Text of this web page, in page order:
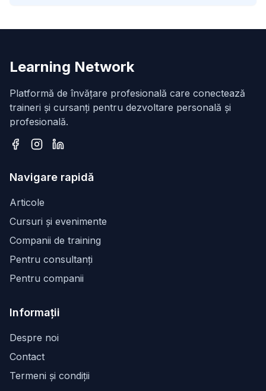
Learning Network
Platformă de învățare profesională care conectează
traineri și cursanți pentru dezvoltare personală și
profesională.
Navigare rapidă
Articole
Cursuri și evenimente
Companii de training
Pentru consultanți
Pentru companii
Informații
Despre noi
Contact
Termeni și condiții